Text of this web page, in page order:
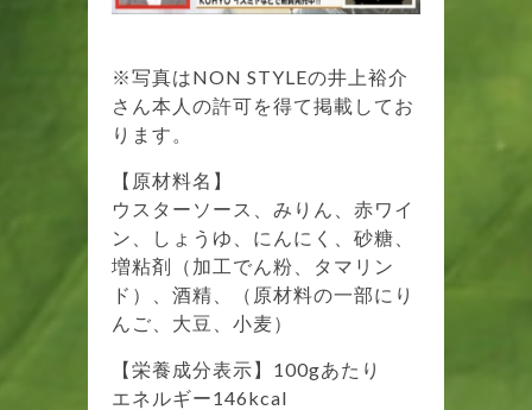
※写真はNON STYLEの井上裕介
さん本人の許可を得て掲載してお
ります。
【原材料名】
ウスターソース、みりん、赤ワイ
ン、しょうゆ、にんにく、砂糖、
増粘剤（加工でん粉、タマリン
ド）、酒精、（原材料の一部にり
んご、大豆、小麦）
【栄養成分表示】100gあたり
エネルギー146kcal